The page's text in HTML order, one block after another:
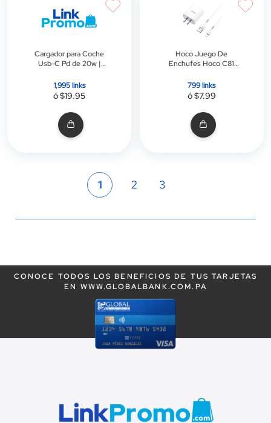
Cargador para Coche
Usb-C Pd de 20w |
1,995 links
ó $19.95
Hoco Juego De
Enchufes Hoco C81
Lightning
799 links
ó $7.99
Actualmente
página
1 Página
2 Página
3
CONOCE TODOS LOS BENEFICIOS DE TUS TARJETAS
EN WWW.GLOBALBANK.COM.PA